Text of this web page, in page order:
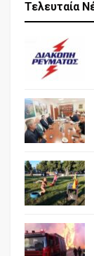
Τελευταία